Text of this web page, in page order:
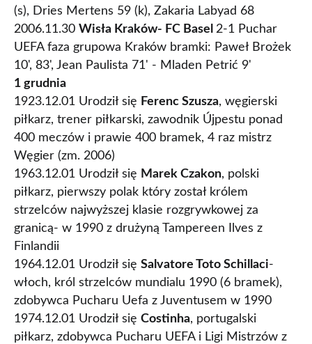
(s), Dries Mertens 59 (k), Zakaria Labyad 68
2006.11.30 Wisła Kraków- FC Basel 2-1 Puchar
UEFA faza grupowa Kraków bramki: Paweł Brożek
10', 83', Jean Paulista 71' - Mladen Petrić 9'
1 grudnia
1923.12.01 Urodził się Ferenc Szusza, węgierski
piłkarz, trener piłkarski, zawodnik Újpestu ponad
400 meczów i prawie 400 bramek, 4 raz mistrz
Węgier (zm. 2006)
1963.12.01 Urodził się Marek Czakon, polski
piłkarz, pierwszy polak który został królem
strzelców najwyższej klasie rozgrywkowej za
granicą- w 1990 z drużyną Tampereen Ilves z
Finlandii
1964.12.01 Urodził się Salvatore Toto Schillaci-
włoch, król strzelców mundialu 1990 (6 bramek),
zdobywca Pucharu Uefa z Juventusem w 1990
1974.12.01 Urodził się Costinha, portugalski
piłkarz, zdobywca Pucharu UEFA i Ligi Mistrzów z